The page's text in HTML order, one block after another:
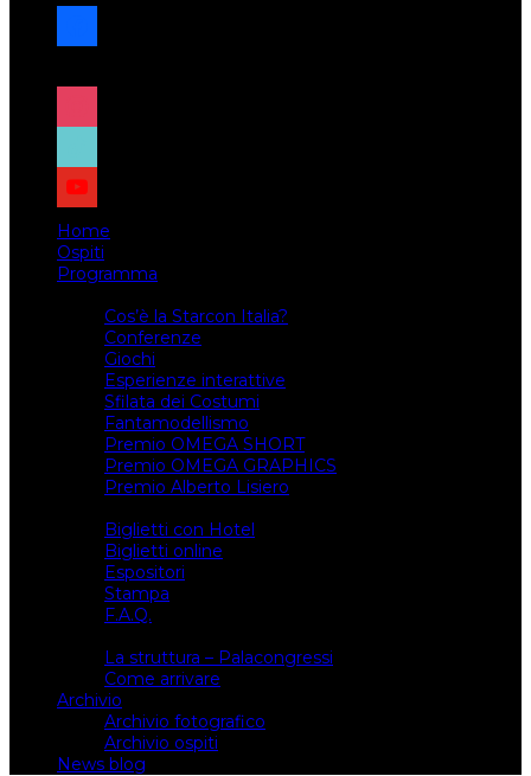
facebook
x
instagram
tiktok
youtube
Home
Ospiti
Programma
Cos’è la Starcon Italia?
Conferenze
Giochi
Esperienze interattive
Sfilata dei Costumi
Fantamodellismo
Premio OMEGA SHORT
Premio OMEGA GRAPHICS
Premio Alberto Lisiero
Biglietti con Hotel
Biglietti online
Espositori
Stampa
F.A.Q.
La struttura – Palacongressi
Come arrivare
Archivio
Archivio fotografico
Archivio ospiti
News blog